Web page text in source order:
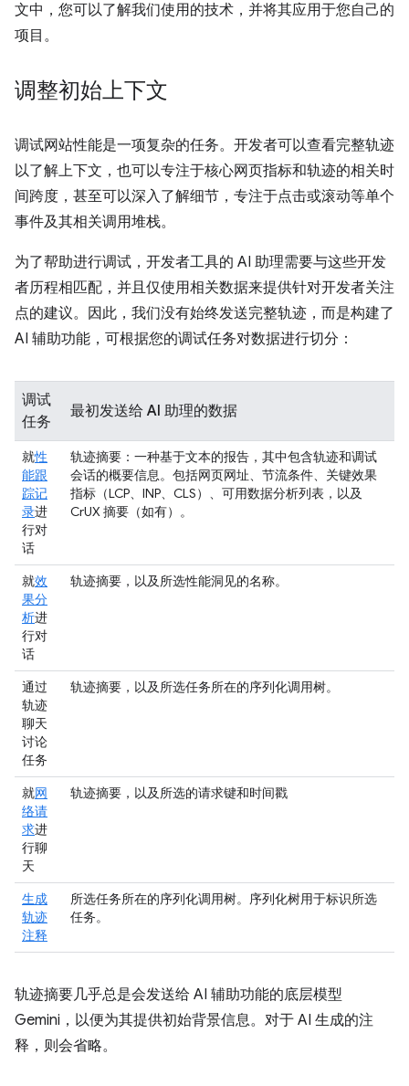
文中，您可以了解我们使用的技术，并将其应用于您自己的
项目。
调整初始上下文
调试网站性能是一项复杂的任务。开发者可以查看完整轨迹
以了解上下文，也可以专注于核心网页指标和轨迹的相关时
间跨度，甚至可以深入了解细节，专注于点击或滚动等单个
事件及其相关调用堆栈。
为了帮助进行调试，开发者工具的 AI 助理需要与这些开发
者历程相匹配，并且仅使用相关数据来提供针对开发者关注
点的建议。因此，我们没有始终发送完整轨迹，而是构建了
AI 辅助功能，可根据您的调试任务对数据进行切分：
调试
任务
最初发送给 AI 助理的数据
就性
能跟
踪记
录进
行对
话
轨迹摘要 ：一种基于文本的报告，其中包含轨迹和调试
会话的概要信息。包括网页网址、节流条件、关键效果
指标（LCP、INP、CLS）、可用数据分析列表，以及
CrUX 摘要（如有）。
就效
果分
析进
行对
话
轨迹摘要，以及所选性能洞见的名称。
通过
轨迹
聊天
讨论
任务
轨迹摘要，以及所选任务所在的序列化调用树。
就网
络请
求进
行聊
天
轨迹摘要，以及所选的请求键和时间戳
生成
轨迹
注释
所选任务所在的序列化调用树。序列化树用于标识所选
任务。
轨迹摘要几乎总是会发送给 AI 辅助功能的底层模型
Gemini，以便为其提供初始背景信息。对于 AI 生成的注
释，则会省略。